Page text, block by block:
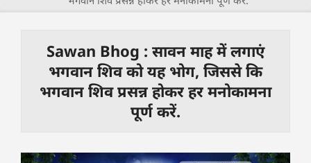
Sawan Bhog : सावन माह में लगाएं
भगवान शिव को यह भोग, जिससे कि
भगवान शिव प्रसन्न होकर हर मनोकामना
पूर्ण करें.